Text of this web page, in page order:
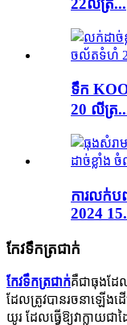
22លីត្រ...
ទឹក
20 លីត្រ
ការលក់ប
2024
កែវទឹកត្រជាក់
កែវទឹកត្រជាក់គឺជាធុងដែ
ដែលត្រូវបានរចនាឡើងដើ
យូរ ដែលធ្វើឱ្យវាក្លាយជ